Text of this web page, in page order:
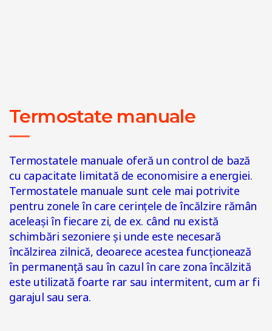
Termostate manuale
Termostatele manuale oferă un control de bază
cu capacitate limitată de economisire a energiei.
Termostatele manuale sunt cele mai potrivite
pentru zonele în care cerințele de încălzire rămân
aceleași în fiecare zi, de ex. când nu există
schimbări sezoniere și unde este necesară
încălzirea zilnică, deoarece acestea funcționează
în permanență sau în cazul în care zona încălzită
este utilizată foarte rar sau intermitent, cum ar fi
garajul sau sera.